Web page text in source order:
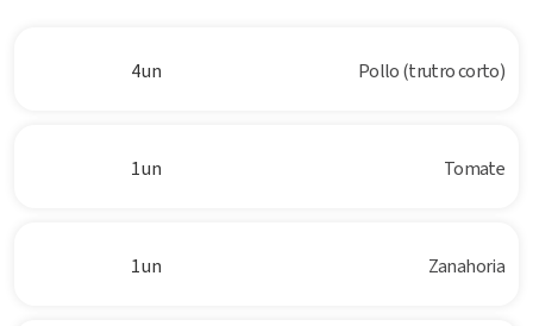
4 un Pollo (trutro corto)
1 un Tomate
1 un Zanahoria